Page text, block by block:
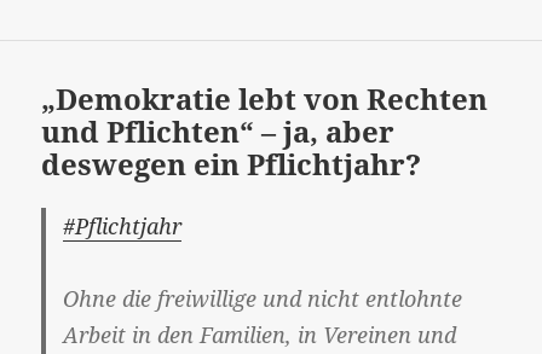
„Demokratie lebt von Rechten
und Pflichten“ – ja, aber
deswegen ein Pflichtjahr?
#Pflichtjahr
Ohne die freiwillige und nicht entlohnte
Arbeit in den Familien, in Vereinen und